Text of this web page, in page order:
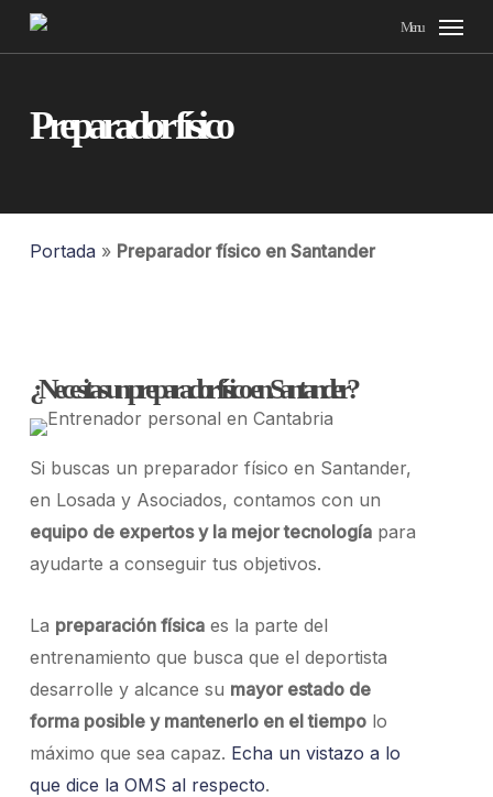
Skip
content
Menu
Preparador físico
Portada» Preparador físico en Santander
¿Necesitas un preparador físico en Santander?
Si buscas un preparador físico en Santander,
en Losada y Asociados, contamos con un
equipo de expertos y la mejor tecnología para
ayudarte a conseguir tus objetivos.
La preparación física es la parte del
entrenamiento que busca que el deportista
desarrolle y alcance su mayor estado de
forma posible y mantenerlo en el tiempo lo
máximo que sea capaz. Echa un vistazo a lo
que dice la OMS al respecto.